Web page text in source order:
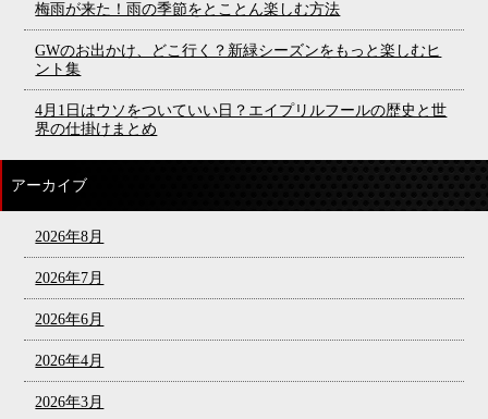
梅雨が来た！雨の季節をとことん楽しむ方法
GWのお出かけ、どこ行く？新緑シーズンをもっと楽しむヒ
ント集
4月1日はウソをついていい日？エイプリルフールの歴史と世
界の仕掛けまとめ
アーカイブ
2026年8月
2026年7月
2026年6月
2026年4月
2026年3月